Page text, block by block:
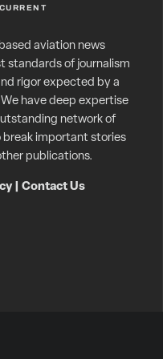
aviation news
standards of journalism
rigor expected by a
have deep expertise
network of
break important stories
publications.
| Contact Us